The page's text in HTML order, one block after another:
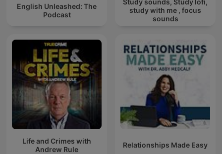
English Unleashed: The
Podcast
Study sounds, Study lofi,
study with me , focus
sounds
Life and Crimes with
Andrew Rule
Relationships Made Easy